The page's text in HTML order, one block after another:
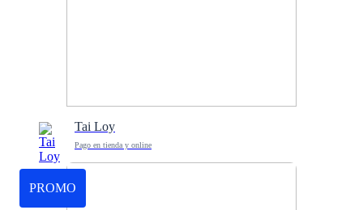
Tai Loy
Pago en tienda y online
PROMO